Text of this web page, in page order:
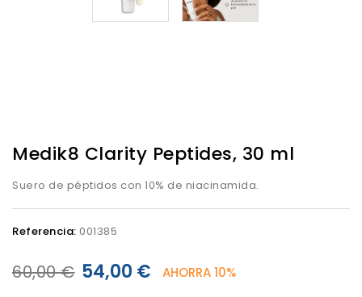
Medik8 Clarity Peptides, 30 ml
Suero de péptidos con 10% de niacinamida.
Referencia: 001385
60,00 € 54,00 € AHORRA 10%